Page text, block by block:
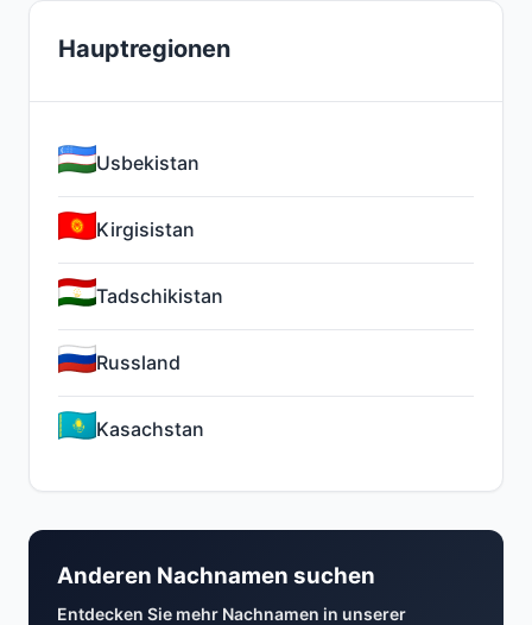
Hauptregionen
Usbekistan
Kirgisistan
Tadschikistan
Russland
Kasachstan
Anderen Nachnamen suchen
Entdecken Sie mehr Nachnamen in unserer